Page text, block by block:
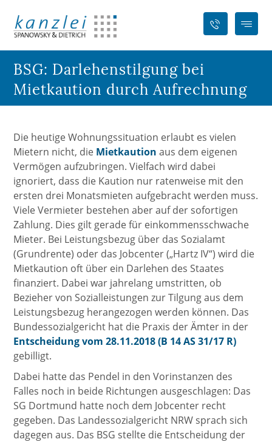
BSG: Darlehenstilgung bei
Mietkaution durch Aufrechnung
Die heutige Wohnungssituation erlaubt es vielen
Mietern nicht, die Mietkaution aus dem eigenen
Vermögen aufzubringen. Vielfach wird dabei
ignoriert, dass die Kaution nur ratenweise mit den
ersten drei Monatsmieten aufgebracht werden muss.
Viele Vermieter bestehen aber auf der sofortigen
Zahlung. Dies gilt gerade für einkommensschwache
Mieter. Bei Leistungsbezug über das Sozialamt
(Grundrente) oder das Jobcenter („Hartz IV“) wird die
Mietkaution oft über ein Darlehen des Staates
finanziert. Dabei war jahrelang umstritten, ob
Bezieher von Sozialleistungen zur Tilgung aus dem
Leistungsbezug herangezogen werden können. Das
Bundessozialgericht hat die Praxis der Ämter in der
Entscheidung vom 28.11.2018 (B 14 AS 31/17 R)
gebilligt.
Dabei hatte das Pendel in den Vorinstanzen des
Falles noch in beide Richtungen ausgeschlagen: Das
SG Dortmund hatte noch dem Jobcenter recht
gegeben. Das Landessozialgericht NRW sprach sich
dagegen aus. Das BSG stellte die Entscheidung der